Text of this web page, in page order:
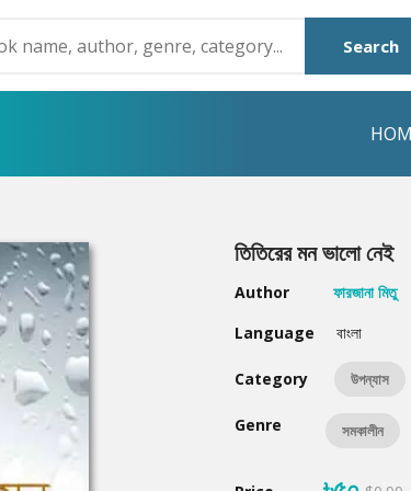
Search
Humayun Ahmed
Mouri Morium
Hot
তিতিরের মন ভালো নেই
Author
ফারজানা মিতু
Language
বাংলা
Category উপন্যাস
Genre সমকালীন